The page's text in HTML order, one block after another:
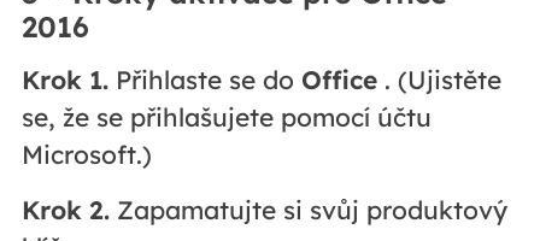
2016
Krok 1.Přihlaste se do Office. (Ujistěte
se, že se přihlašujete pomocí účtu
Microsoft.)
Krok 2.Zapamatujte si svůj produktový